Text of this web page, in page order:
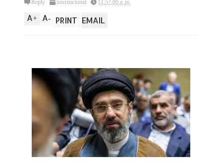
Reply internacional 11:57:00 a. m.
A+ A- PRINT EMAIL